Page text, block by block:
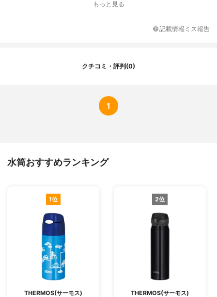
もっと見る
記載情報ミス報告
クチコミ・評判(0)
1
水筒おすすめランキング
1位
THERMOS(サーモス)
2位
THERMOS(サーモス)